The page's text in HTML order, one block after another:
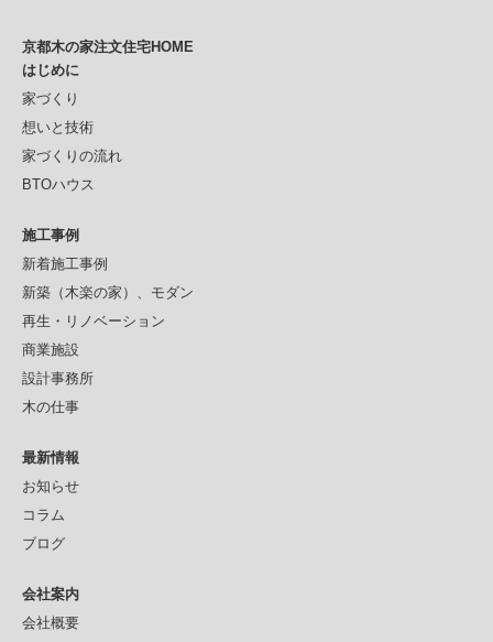
京都木の家注文住宅HOME
はじめに
家づくり
想いと技術
家づくりの流れ
BTOハウス
施工事例
新着施工事例
新築（木楽の家）、モダン
再生・リノベーション
商業施設
設計事務所
木の仕事
最新情報
お知らせ
コラム
ブログ
会社案内
会社概要